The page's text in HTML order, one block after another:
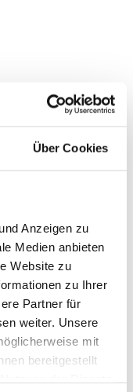
Über Cookies
Anzeigen zu
Medien anbieten
Website zu
zu Ihrer
Partner für
weiter. Unsere
mit
bereitgestellt
verliehen in der
(zu finden im
2095, in der Fassung
Ansgaritorstraße
zur Bei­le­gung